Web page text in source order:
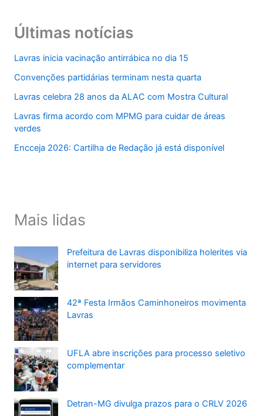
Últimas notícias
Lavras inicia vacinação antirrábica no dia 15
Convenções partidárias terminam nesta quarta
Lavras celebra 28 anos da ALAC com Mostra Cultural
Lavras firma acordo com MPMG para cuidar de áreas
verdes
Encceja 2026: Cartilha de Redação já está disponível
Mais lidas
Prefeitura de Lavras disponibiliza holerites via
internet para servidores
42ª Festa Irmãos Caminhoneiros movimenta
Lavras
UFLA abre inscrições para processo seletivo
complementar
Detran-MG divulga prazos para o CRLV 2026